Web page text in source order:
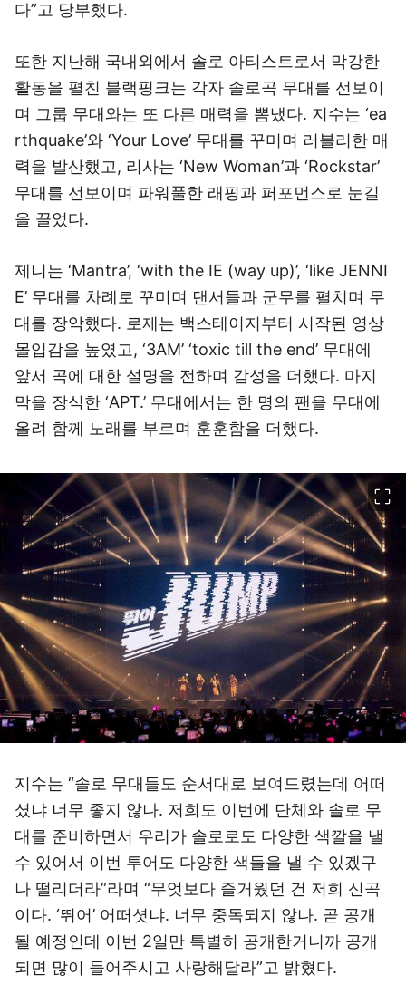
다”고 당부했다.
또한 지난해 국내외에서 솔로 아티스트로서 막강한
활동을 펼친 블랙핑크는 각자 솔로곡 무대를 선보이
며 그룹 무대와는 또 다른 매력을 뽐냈다. 지수는 ‘ea
rthquake’와 ‘Your Love’ 무대를 꾸미며 러블리한 매
력을 발산했고, 리사는 ‘New Woman’과 ‘Rockstar’
무대를 선보이며 파워풀한 래핑과 퍼포먼스로 눈길
을 끌었다.
제니는 ‘Mantra’, ‘with the IE (way up)’, ‘like JENNI
E’ 무대를 차례로 꾸미며 댄서들과 군무를 펼치며 무
대를 장악했다. 로제는 백스테이지부터 시작된 영상
몰입감을 높였고, ‘3AM’ ‘toxic till the end’ 무대에
앞서 곡에 대한 설명을 전하며 감성을 더했다. 마지
막을 장식한 ‘APT.’ 무대에서는 한 명의 팬을 무대에
올려 함께 노래를 부르며 훈훈함을 더했다.
지수는 “솔로 무대들도 순서대로 보여드렸는데 어떠
셨냐 너무 좋지 않나. 저희도 이번에 단체와 솔로 무
대를 준비하면서 우리가 솔로로도 다양한 색깔을 낼
수 있어서 이번 투어도 다양한 색들을 낼 수 있겠구
나 떨리더라”라며 “무엇보다 즐거웠던 건 저희 신곡
이다. ‘뛰어’ 어떠셧냐. 너무 중독되지 않나. 곧 공개
될 예정인데 이번 2일만 특별히 공개한거니까 공개
되면 많이 들어주시고 사랑해달라”고 밝혔다.